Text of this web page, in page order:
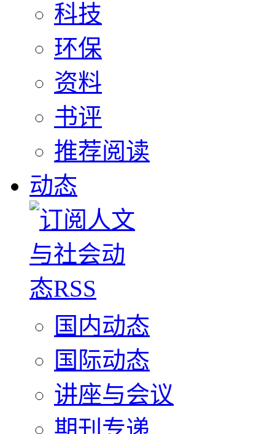
科技
环保
资料
书评
推荐阅读
动态
国内动态
国际动态
讲座与会议